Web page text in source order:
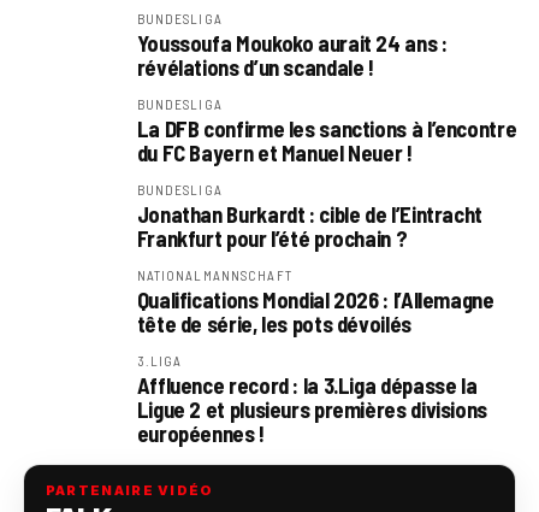
BUNDESLIGA
Youssoufa Moukoko aurait 24 ans :
révélations d’un scandale !
BUNDESLIGA
La DFB confirme les sanctions à l’encontre
du FC Bayern et Manuel Neuer !
BUNDESLIGA
Jonathan Burkardt : cible de l’Eintracht
Frankfurt pour l’été prochain ?
NATIONALMANNSCHAFT
Qualifications Mondial 2026 : l’Allemagne
tête de série, les pots dévoilés
3.LIGA
Affluence record : la 3.Liga dépasse la
Ligue 2 et plusieurs premières divisions
européennes !
PARTENAIRE VIDÉO